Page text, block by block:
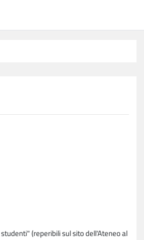
(reperibili sul sito dell'Ateneo al